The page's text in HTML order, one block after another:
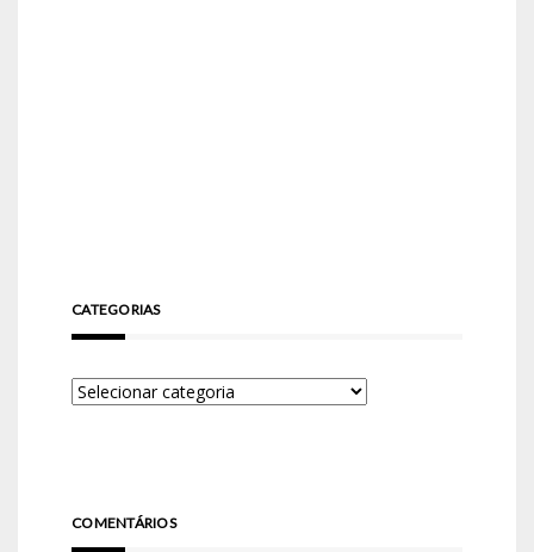
CATEGORIAS
COMENTÁRIOS